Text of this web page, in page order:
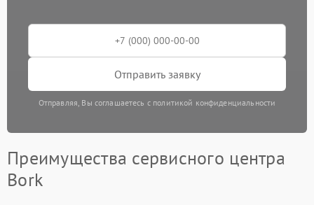
Отправить заявку
Отправляя, Вы соглашаетесь с политикой конфиденциальности
Преимущества сервисного центра
Bork